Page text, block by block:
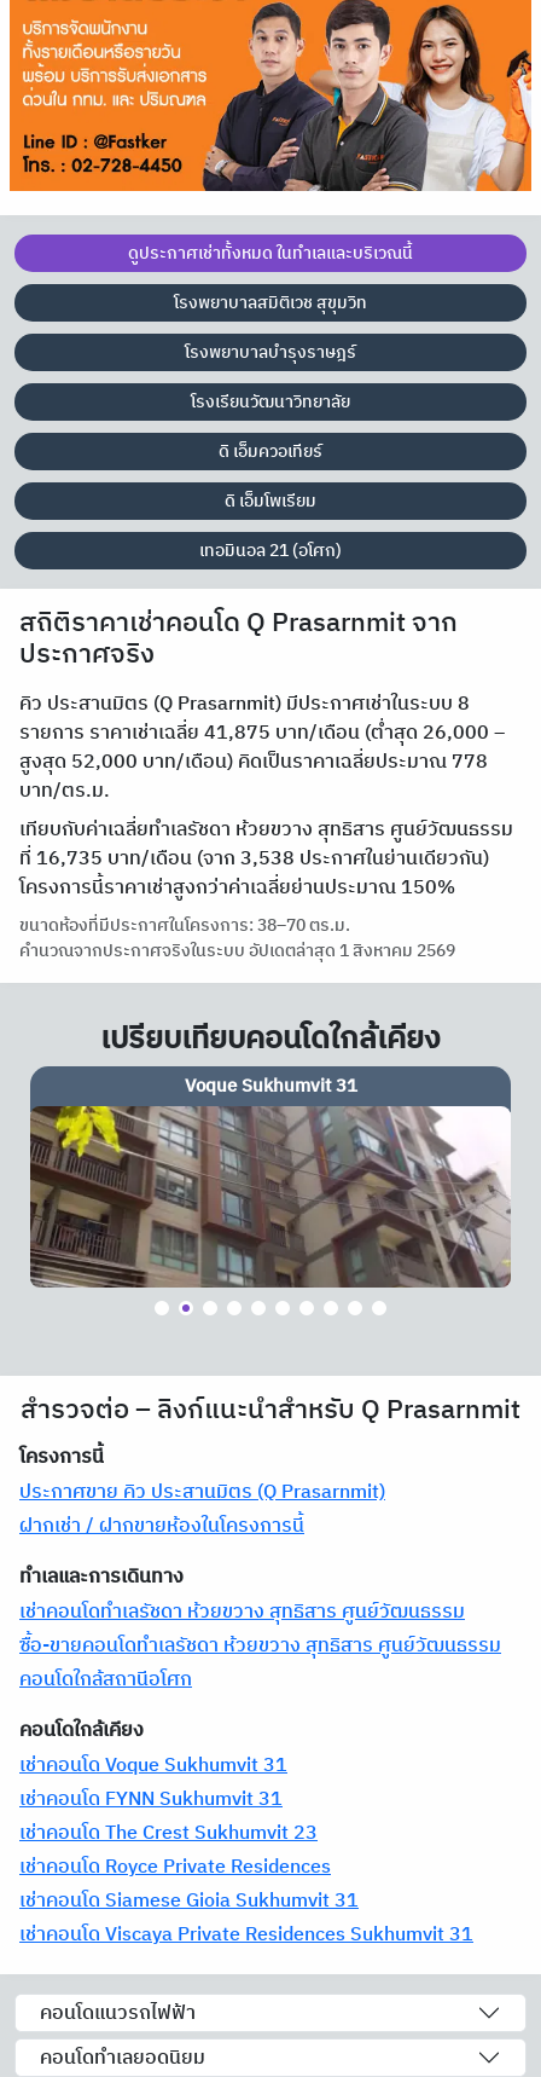
ดูประกาศเช่าทั้งหมด ในทำเลและบริเวณนี้
โรงพยาบาลสมิติเวช สุขุมวิท
โรงพยาบาลบำรุงราษฎร์
โรงเรียนวัฒนาวิทยาลัย
ดิ เอ็มควอเทียร์
ดิ เอ็มโพเรียม
เทอมินอล 21 (อโศก)
สถิติราคาเช่าคอนโด Q Prasarnmit จาก
ประกาศจริง
คิว ประสานมิตร (Q Prasarnmit) มีประกาศเช่าในระบบ 8
รายการ ราคาเช่าเฉลี่ย 41,875 บาท/เดือน (ต่ำสุด 26,000 –
สูงสุด 52,000 บาท/เดือน) คิดเป็นราคาเฉลี่ยประมาณ 778
บาท/ตร.ม.
เทียบกับค่าเฉลี่ยทำเลรัชดา ห้วยขวาง สุทธิสาร ศูนย์วัฒนธรรม
ที่ 16,735 บาท/เดือน (จาก 3,538 ประกาศในย่านเดียวกัน)
โครงการนี้ราคาเช่าสูงกว่าค่าเฉลี่ยย่านประมาณ 150%
ขนาดห้องที่มีประกาศในโครงการ: 38–70 ตร.ม.
คำนวณจากประกาศจริงในระบบ อัปเดตล่าสุด 1 สิงหาคม 2569
เปรียบเทียบคอนโดใกล้เคียง
FYNN Sukhumvit 31
สำรวจต่อ – ลิงก์แนะนำสำหรับ Q Prasarnmit
โครงการนี้
ประกาศขาย คิว ประสานมิตร (Q Prasarnmit)
ฝากเช่า / ฝากขายห้องในโครงการนี้
ทำเลและการเดินทาง
เช่าคอนโดทำเลรัชดา ห้วยขวาง สุทธิสาร ศูนย์วัฒนธรรม
ซื้อ-ขายคอนโดทำเลรัชดา ห้วยขวาง สุทธิสาร ศูนย์วัฒนธรรม
คอนโดใกล้สถานีอโศก
คอนโดใกล้เคียง
เช่าคอนโด Voque Sukhumvit 31
เช่าคอนโด FYNN Sukhumvit 31
เช่าคอนโด The Crest Sukhumvit 23
เช่าคอนโด Royce Private Residences
เช่าคอนโด Siamese Gioia Sukhumvit 31
เช่าคอนโด Viscaya Private Residences Sukhumvit 31
คอนโดแนวรถไฟฟ้า
คอนโดทำเลยอดนิยม